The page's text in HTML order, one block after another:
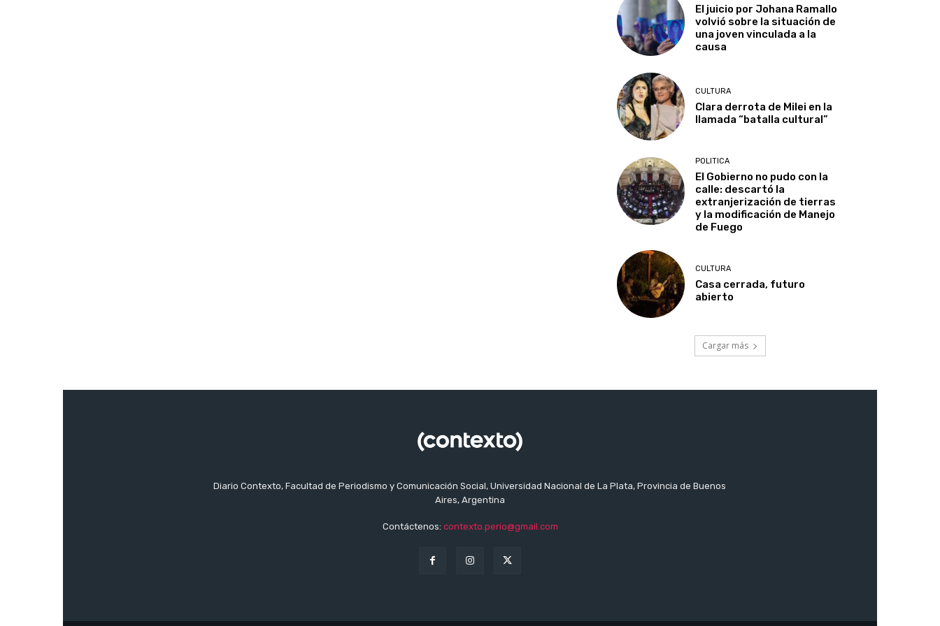
El juicio por Johana Ramallo
volvió sobre la situación de
una joven vinculada a la
causa
CULTURA
Clara derrota de Milei en la
llamada “batalla cultural”
POLITICA
El Gobierno no pudo con la
calle: descartó la
extranjerización de tierras
y la modificación de Manejo
de Fuego
CULTURA
Casa cerrada, futuro
abierto
Cargar más
Diario Contexto, Facultad de Periodismo y Comunicación Social, Universidad Nacional de La Plata, Provincia de Buenos
Aires, Argentina
Contáctenos: contexto.perio@gmail.com